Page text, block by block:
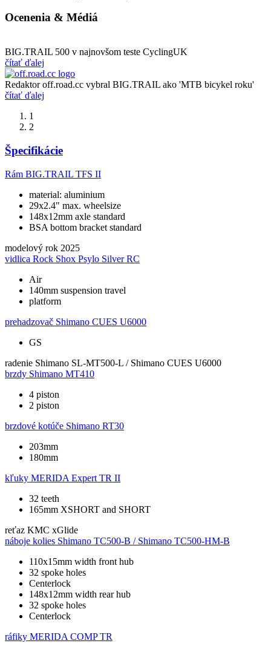
Ocenenia & Médiá
BIG.TRAIL 500 v najnovšom teste CyclingUK
čítať ďalej
Redaktor off.road.cc vybral BIG.TRAIL ako 'MTB bicykel roku'
čítať ďalej
1
2
Špecifikácie
Rám BIG.TRAIL TFS II
material: aluminium
29x2.4" max. wheelsize
148x12mm axle standard
BSA bottom bracket standard
modelový rok 2025
vidlica Rock Shox Psylo Silver RC
Air
140mm suspension travel
platform
prehadzovač Shimano CUES U6000
GS
radenie Shimano SL-MT500-L / Shimano CUES U6000
brzdy Shimano MT410
4 piston
2 piston
brzdové kotúče Shimano RT30
203mm
180mm
kľuky MERIDA Expert TR II
32 teeth
165mm XSHORT and SHORT
reťaz KMC xGlide
náboje kolies Shimano TC500-B / Shimano TC500-HM-B
110x15mm width front hub
32 spoke holes
Centerlock
148x12mm width rear hub
32 spoke holes
Centerlock
ráfiky MERIDA COMP TR